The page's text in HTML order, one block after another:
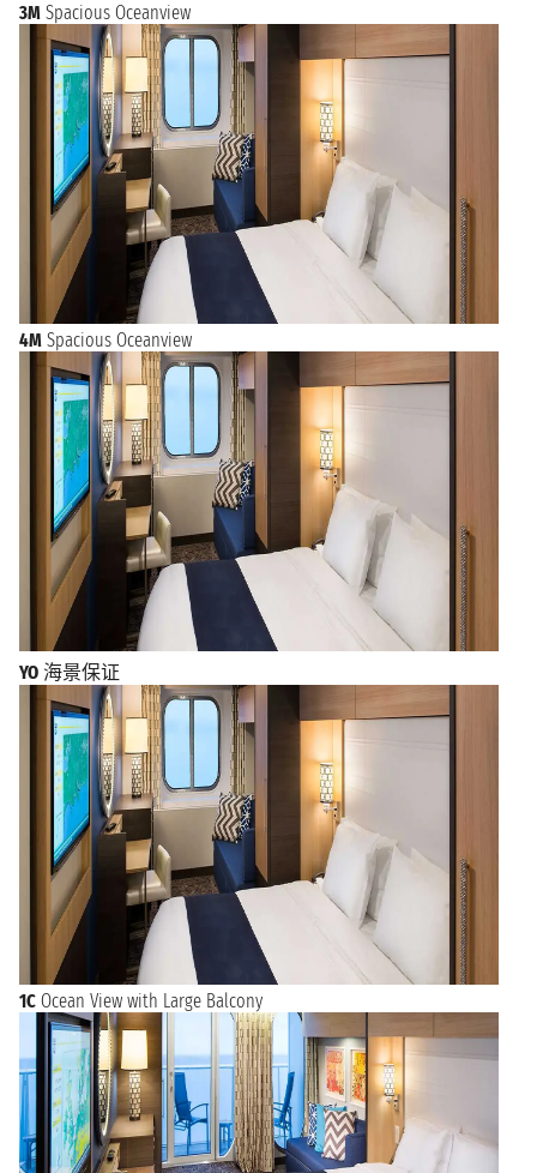
3M Spacious Oceanview
4M Spacious Oceanview
YO 海景保证
1C Ocean View with Large Balcony